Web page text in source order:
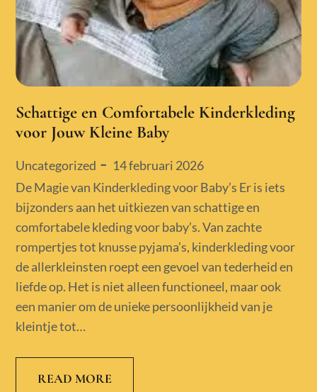
Schattige en Comfortabele Kinderkleding
voor Jouw Kleine Baby
Uncategorized
Posted
on
14 februari 2026
De Magie van Kinderkleding voor Baby’s Er is iets
bijzonders aan het uitkiezen van schattige en
comfortabele kleding voor baby’s. Van zachte
rompertjes tot knusse pyjama’s, kinderkleding voor
de allerkleinsten roept een gevoel van tederheid en
liefde op. Het is niet alleen functioneel, maar ook
een manier om de unieke persoonlijkheid van je
kleintje tot…
READ MORE